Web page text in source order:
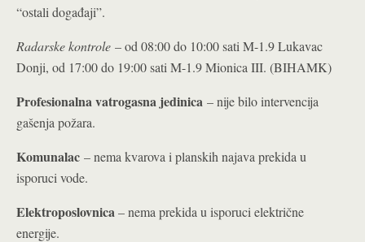
“ostali događaji”.
Radarske kontrole – od 08:00 do 10:00 sati M-1.9 Lukavac
Donji, od 17:00 do 19:00 sati M-1.9 Mionica III. (BIHAMK)
Profesionalna vatrogasna jedinica – nije bilo intervencija
gašenja požara.
Komunalac – nema kvarova i planskih najava prekida u
isporuci vode.
Elektroposlovnica– nema prekida u isporuci električne
energije.